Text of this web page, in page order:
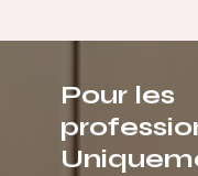
Pour les